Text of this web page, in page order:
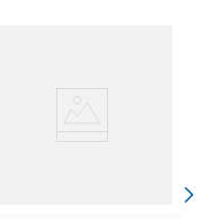
de saciedade,